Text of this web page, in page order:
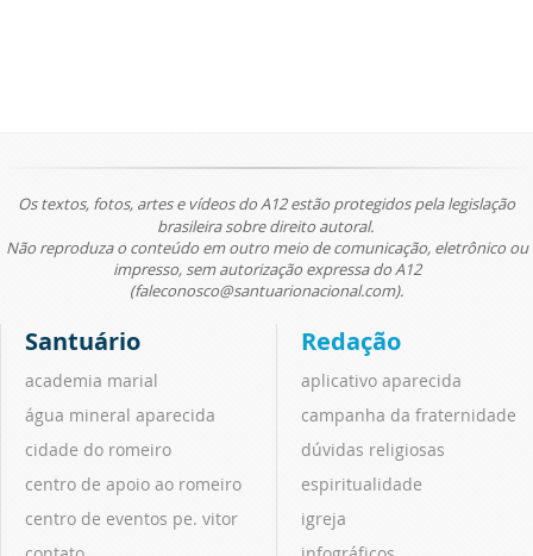
Os textos, fotos, artes e vídeos do A12 estão protegidos pela legislação
brasileira sobre direito autoral.
Não reproduza o conteúdo em outro meio de comunicação, eletrônico ou
impresso, sem autorização expressa do A12
(faleconosco@santuarionacional.com).
Santuário
academia marial
água mineral aparecida
cidade do romeiro
centro de apoio ao romeiro
centro de eventos pe. vitor
Redação
aplicativo aparecida
campanha da fraternidade
dúvidas religiosas
espiritualidade
igreja